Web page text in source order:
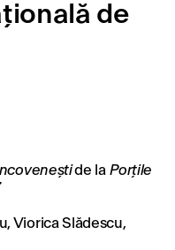
de
de la Porțile
Viorica Slădescu,